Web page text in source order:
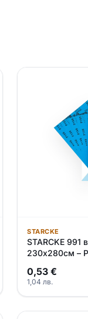
STARCKE
STARCKE 991
230х280см –
0,53 €
1,04 лв.